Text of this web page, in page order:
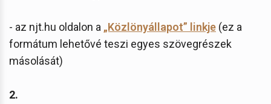
- az njt.hu oldalon a „Közlönyállapot” linkje (ez a
formátum lehetővé teszi egyes szövegrészek
másolását)
2.